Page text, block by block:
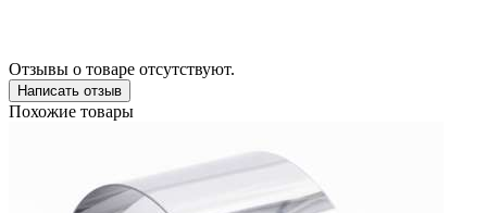
Отзывы о товаре отсутствуют.
Написать отзыв
Похожие товары